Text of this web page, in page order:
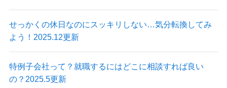
せっかくの休日なのにスッキリしない…気分転換してみ
よう！2025.12更新
特例子会社って？就職するにはどこに相談すれば良い
の？2025.5更新